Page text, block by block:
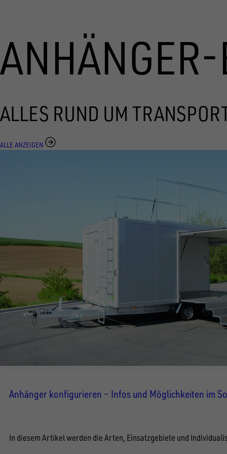
ALLES RUND UM
ALLE ANZEIGEN
Anhänger konfigurieren – Infos und Möglichkeiten im
In diesem Artikel werden die Arten, Einsatzgebiete und